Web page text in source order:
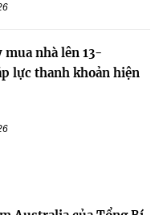
mua nhà lên 13-
lực thanh khoản hiện